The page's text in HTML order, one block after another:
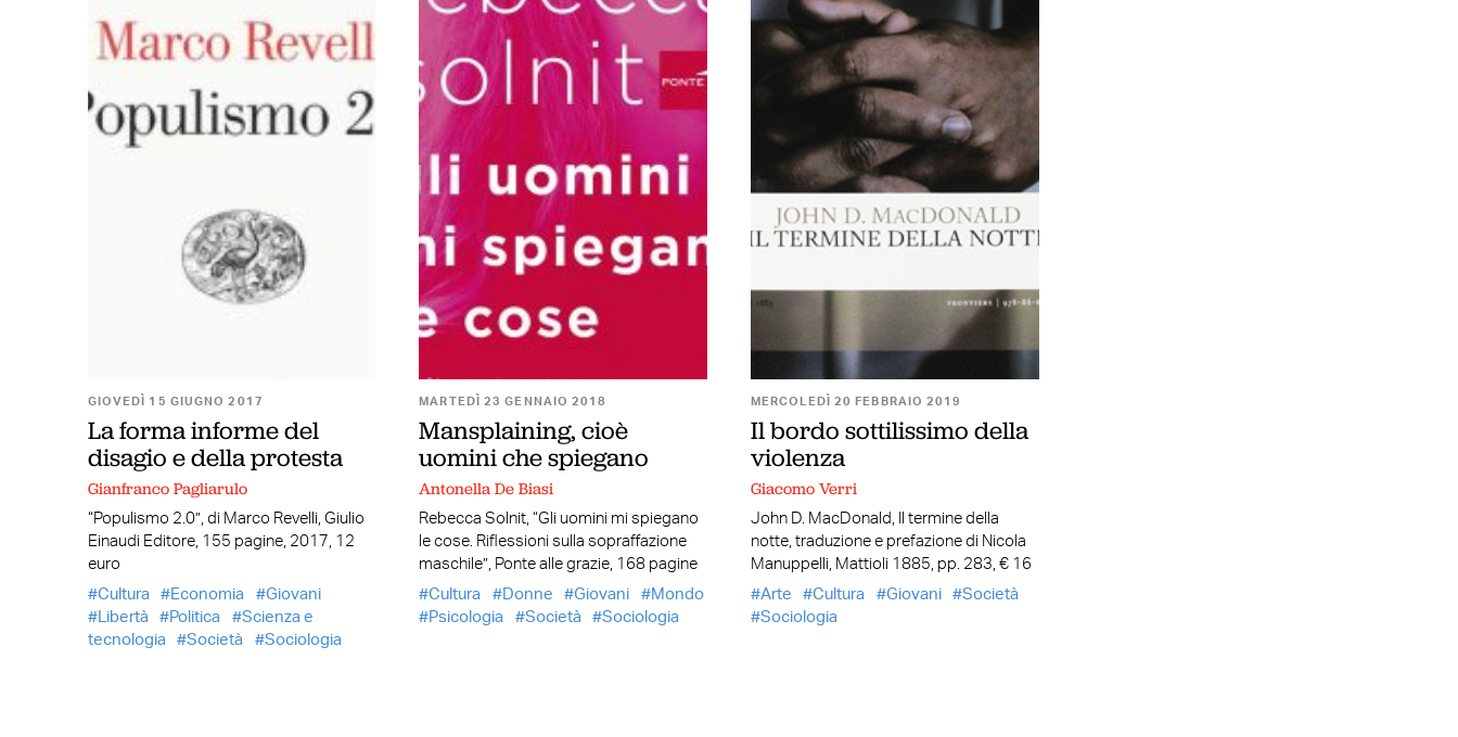
GIOVEDÌ 15 GIUGNO 2017
La forma informe del
disagio e della protesta
Gianfranco Pagliarulo
“Populismo 2.0”, di Marco Revelli, Giulio
Einaudi Editore, 155 pagine, 2017, 12
euro
Cultura
Economia
Giovani
Libertà
Politica
Scienza e
tecnologia
Società Sociologia
MARTEDÌ 23 GENNAIO 2018
Mansplaining, cioè
uomini che spiegano
Antonella De Biasi
Rebecca Solnit, “Gli uomini mi spiegano
le cose. Riflessioni sulla sopraffazione
maschile”, Ponte alle grazie, 168 pagine
Cultura
Donne Giovani
Mondo
Psicologia
Società Sociologia
MERCOLEDÌ 20 FEBBRAIO 2019
Il bordo sottilissimo della
violenza
Giacomo Verri
John D. MacDonald, Il termine della
notte, traduzione e prefazione di Nicola
Manuppelli, Mattioli 1885, pp. 283, € 16
Arte
Cultura Giovani
Società
Sociologia